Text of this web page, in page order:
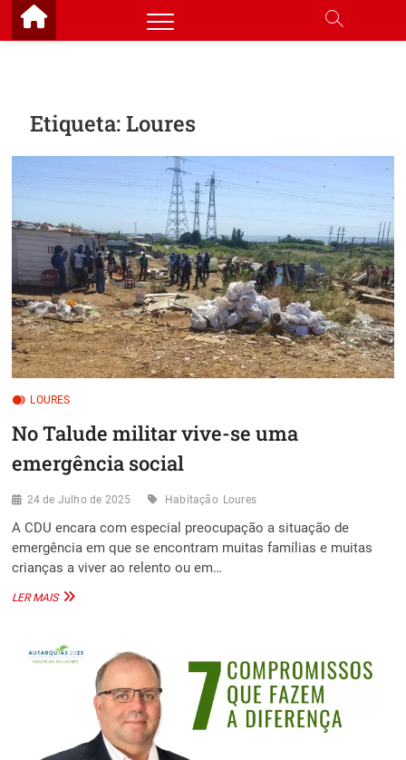
Skip
Etiqueta:Loures
LOURES
No Talude militar vive-se uma
emergência social
24 de Julho de 2025 Habitação Loures
A CDU encara com especial preocupação a situação de
emergência em que se encontram muitas famílias e muitas
crianças a viver ao relento ou em…
LER MAISNO
VIVE-
SE
EMERGÊNCIA
SOCIAL